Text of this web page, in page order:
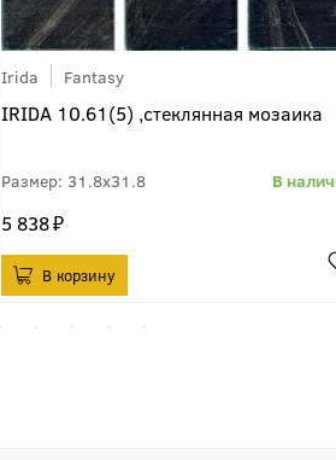
Irida Fantasy
IRIDA 10.61(5) ,стеклянная мозаика
31.8x31.8
5 838